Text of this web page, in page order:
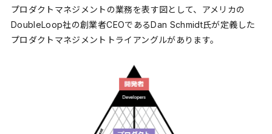
プロダクトマネジメントの業務を表す図として、アメリカの
DoubleLoop社の創業者CEOであるDan Schmidt氏が定義した
プロダクトマネジメントトライアングルがあります。